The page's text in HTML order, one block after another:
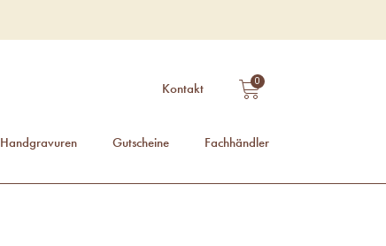
Kontakt 0
Handgravuren Gutscheine Fachhändler